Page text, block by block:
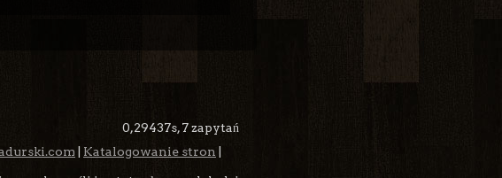
0,29437s,7 zapytań
Katalogowanie stron